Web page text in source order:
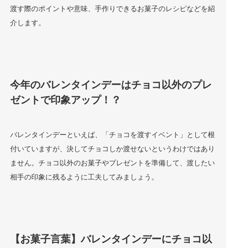
渡す際のポイントや意味、手作りできるお菓子のレシピなどを紹
介します。
今年のバレンタインデーはチョコ以外のプレ
ゼントで印象アップ！？
バレンタインデーといえば、「チョコを渡すイベント」として根
付いていますが、決してチョコしか渡せないというわけではあり
ません。チョコ以外のお菓子やプレゼントを準備して、渡したい
相手の印象に残るように工夫してみましょう。
【お菓子言葉】バレンタインデーにチョコ以